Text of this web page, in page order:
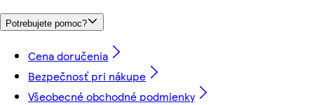
Potrebujete pomoc?
Cena doručenia
Bezpečnosť pri nákupe
Všeobecné obchodné podmienky